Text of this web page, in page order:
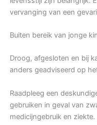
vervanging van een
Buiten bereik van jonge
Droog, afgesloten en bij
anders geadviseerd op
Raadpleeg een
gebruiken in geval van
medicijngebruik en ziekte.